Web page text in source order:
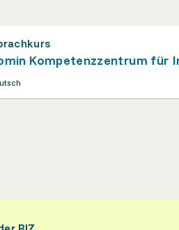
Kompetenzzentrum für